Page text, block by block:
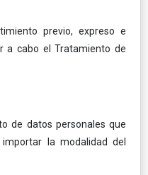
previo, expreso e
a cabo el Tratamiento de
de datos personales que
la modalidad del